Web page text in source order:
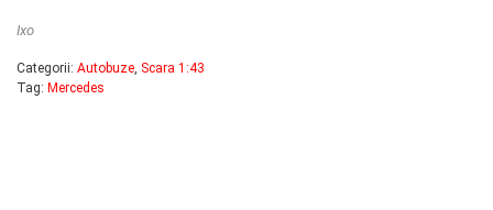
Ixo
Categorii: Autobuze, Scara 1:43
Tag: Mercedes